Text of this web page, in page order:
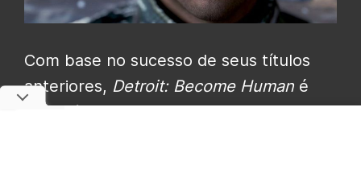
Com base no sucesso de seus títulos
anteriores, Detroit: Become Human é